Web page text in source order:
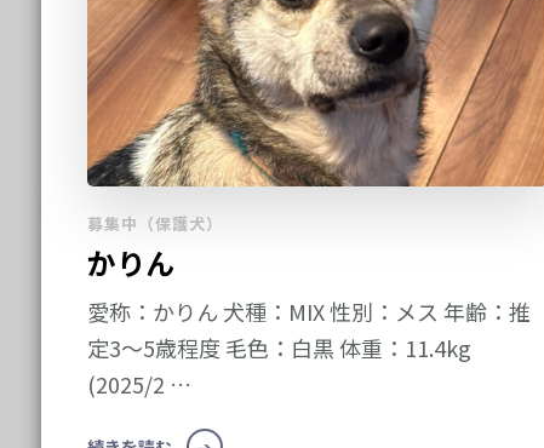
募集中（保護犬）
かりん
愛称：かりん 犬種：MIX 性別：メス 年齢：推
定3～5歳程度 毛色：白黒 体重：11.4kg
(2025/2 …